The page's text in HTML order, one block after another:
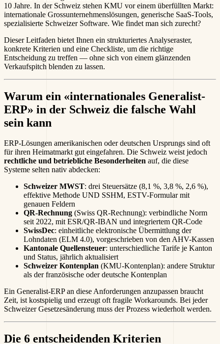
10 Jahre. In der Schweiz stehen KMU vor einem überfüllten Markt:
internationale Grossunternehmenslösungen, generische SaaS-Tools,
spezialisierte Schweizer Software. Wie findet man sich zurecht?
Dieser Leitfaden bietet Ihnen ein strukturiertes Analyseraster,
konkrete Kriterien und eine Checkliste, um die richtige
Entscheidung zu treffen — ohne sich von einem glänzenden
Verkaufspitch blenden zu lassen.
Warum ein «internationales Generalist-
ERP» in der Schweiz die falsche Wahl
sein kann
ERP-Lösungen amerikanischen oder deutschen Ursprungs sind oft
für ihren Heimatmarkt gut eingefahren. Die Schweiz weist jedoch
rechtliche und betriebliche Besonderheiten auf, die diese
Systeme selten nativ abdecken:
Schweizer MWST: drei Steuersätze (8,1 %, 3,8 %, 2,6 %),
effektive Methode UND SSHM, ESTV-Formular mit
genauen Feldern
QR-Rechnung (Swiss QR-Rechnung): verbindliche Norm
seit 2022, mit ESR/QR-IBAN und integriertem QR-Code
SwissDec: einheitliche elektronische Übermittlung der
Lohndaten (ELM 4.0), vorgeschrieben von den AHV-Kassen
Kantonale Quellensteuer: unterschiedliche Tarife je Kanton
und Status, jährlich aktualisiert
Schweizer Kontenplan (KMU-Kontenplan): andere Struktur
als der französische oder deutsche Kontenplan
Ein Generalist-ERP an diese Anforderungen anzupassen braucht
Zeit, ist kostspielig und erzeugt oft fragile Workarounds. Bei jeder
Schweizer Gesetzesänderung muss der Prozess wiederholt werden.
Die 6 entscheidenden Kriterien